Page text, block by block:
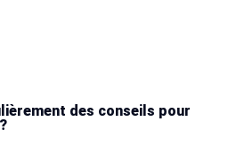
des conseils pour